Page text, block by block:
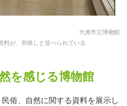
大洲市立博物館
料が、所狭しと並べられている
を感じる博物館
俗、自然に関する資料を展示し